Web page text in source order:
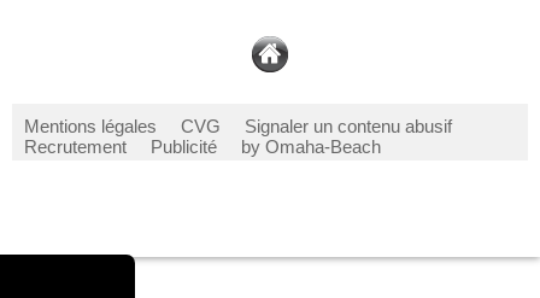
Mentions légales CVG
Signaler un contenu abusif
Recrutement
Publicité by Omaha-Beach